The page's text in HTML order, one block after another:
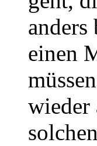
anders
einen
wieder